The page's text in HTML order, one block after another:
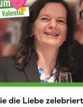
die Liebe